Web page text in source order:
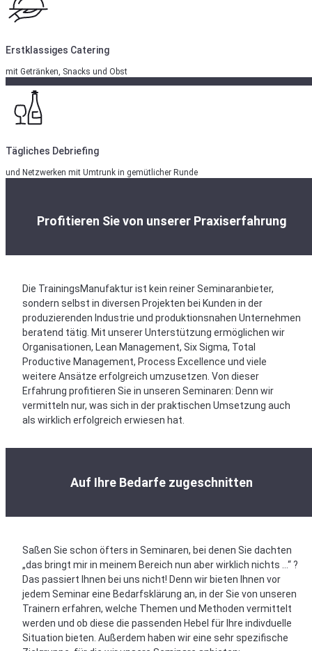
Erstklassiges Catering
mit Getränken, Snacks und Obst
Tägliches Debriefing
und Netzwerken mit Umtrunk in gemütlicher Runde
Profitieren Sie von unserer Praxiserfahrung
Die TrainingsManufaktur ist kein reiner Seminaranbieter,
sondern selbst in diversen Projekten bei Kunden in der
produzierenden Industrie und produktionsnahen Unternehmen
beratend tätig. Mit unserer Unterstützung ermöglichen wir
Organisationen, Lean Management, Six Sigma, Total
Productive Management, Process Excellence und viele
weitere Ansätze erfolgreich umzusetzen. Von dieser
Erfahrung profitieren Sie in unseren Seminaren: Denn wir
vermitteln nur, was sich in der praktischen Umsetzung auch
als wirklich erfolgreich erwiesen hat.
Auf Ihre Bedarfe zugeschnitten
Saßen Sie schon öfters in Seminaren, bei denen Sie dachten
„das bringt mir in meinem Bereich nun aber wirklich nichts …“ ?
Das passiert Ihnen bei uns nicht! Denn wir bieten Ihnen vor
jedem Seminar eine Bedarfsklärung an, in der Sie von unseren
Trainern erfahren, welche Themen und Methoden vermittelt
werden und ob diese die passenden Hebel für Ihre indivduelle
Situation bieten. Außerdem haben wir eine sehr spezifische